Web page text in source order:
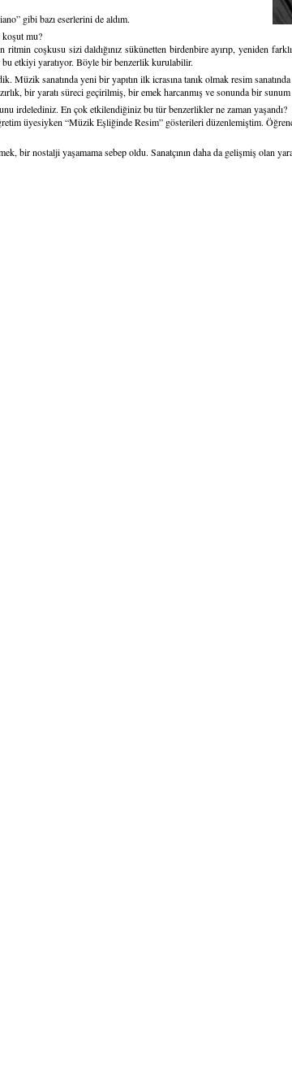
gibi bazı eserlerini de aldım.
koşut mu?
coşkusu sizi daldığınız sükûnetten birdenbire ayırıp, yeniden
etkiyi yaratıyor. Böyle bir benzerlik kurulabilir.
Müzik sanatında yeni bir yapıtın ilk icrasına tanık olmak resim
bir yaratı süreci geçirilmiş, bir emek harcanmış ve sonunda bir sunum
irdelediniz. En çok etkilendiğiniz bu tür benzerlikler ne zaman yaşandı?
üyesiyken “Müzik Eşliğinde Resim” gösterileri düzenlemiştim.
bir nostalji yaşamama sebep oldu. Sanatçının daha da gelişmiş olan